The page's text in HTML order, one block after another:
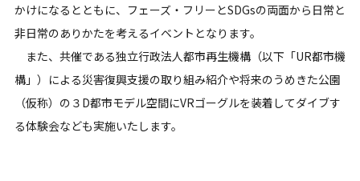
かけになるとともに、フェーズ・フリーとSDGsの両面から日常と
非日常のありかたを考えるイベントとなります。
また、共催である独立行政法人都市再生機構（以下「UR都市機
構」）による災害復興支援の取り組み紹介や将来のうめきた公園
（仮称）の３D都市モデル空間にVRゴーグルを装着してダイブす
る体験会なども実施いたします。